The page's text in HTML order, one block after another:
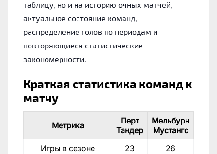
таблицу, но и на историю очных матчей,
актуальное состояние команд,
распределение голов по периодам и
повторяющиеся статистические
закономерности.
Краткая статистика команд к
матчу
Метрика
Перт
Тандер
Мельбурн
Мустангс
Игры в сезоне
23
26